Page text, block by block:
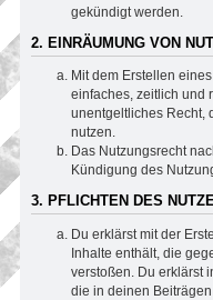
gekündigt werden.
2. EINRÄUMUNG VON
Mit dem Erstellen
einfaches, zeitlich und
unentgeltliches Recht,
nutzen.
Das Nutzungsrecht
Kündigung des
3. PFLICHTEN DES
Du erklärst mit der
Inhalte enthält, die
verstoßen. Du erklärst
die in deinen